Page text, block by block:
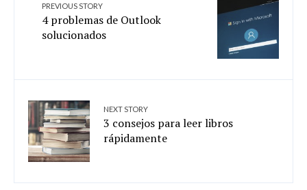
PREVIOUS STORY
4 problemas de Outlook
solucionados
NEXT STORY
3 consejos para leer libros
rápidamente